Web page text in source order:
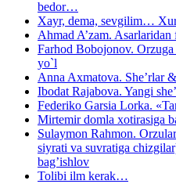
bedor…
Xayr, dema, sevgilim…
Ahmad A’zam.
Farhod Bobojonov.
yo`l
Anna Axmatova. She’rlar
Ibodat Rajabova. Yangi
Federiko Garsia Lorka.
Mirtemir domla xotirasiga
Sulaymon Rahmon.
siyrati va suvratiga
bag’ishlov
Tolibi ilm kerak…